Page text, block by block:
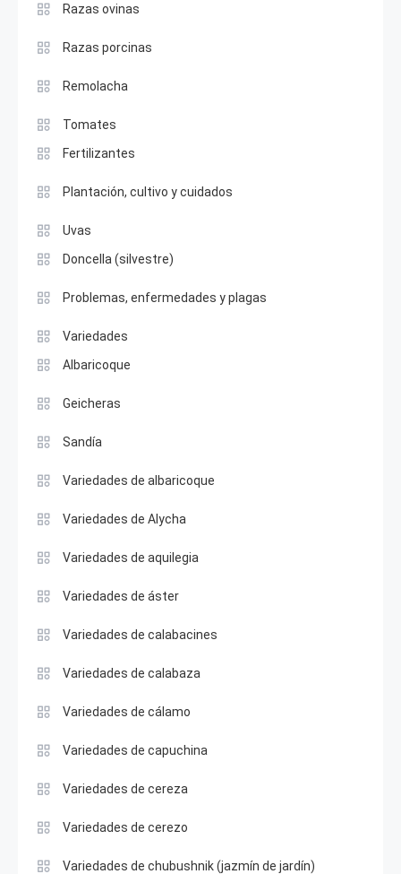
Razas ovinas
Razas porcinas
Remolacha
Tomates
Fertilizantes
Plantación, cultivo y cuidados
Uvas
Doncella (silvestre)
Problemas, enfermedades y plagas
Variedades
Albaricoque
Geicheras
Sandía
Variedades de albaricoque
Variedades de Alycha
Variedades de aquilegia
Variedades de áster
Variedades de calabacines
Variedades de calabaza
Variedades de cálamo
Variedades de capuchina
Variedades de cereza
Variedades de cerezo
Variedades de chubushnik (jazmín de jardín)